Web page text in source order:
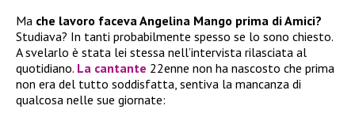
Ma che lavoro faceva Angelina Mango prima di Amici?
Studiava? In tanti probabilmente spesso se lo sono chiesto.
A svelarlo è stata lei stessa nell’intervista rilasciata al
quotidiano. La cantante 22enne non ha nascosto che prima
non era del tutto soddisfatta, sentiva la mancanza di
qualcosa nelle sue giornate: